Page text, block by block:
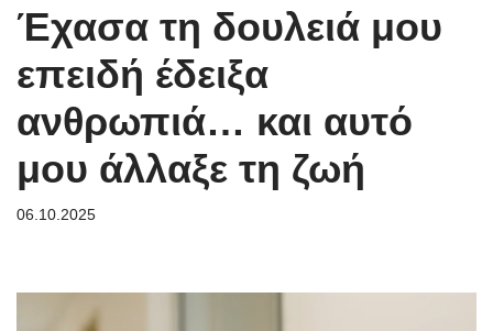
Έχασα τη δουλειά μου
επειδή έδειξα
ανθρωπιά… και αυτό
μου άλλαξε τη ζωή
06.10.2025